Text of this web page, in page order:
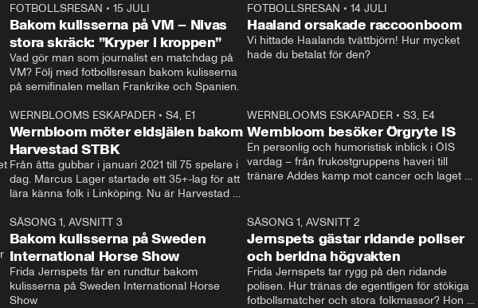
FOTBOLLSRESAN • 15 JULI
Bakom kulisserna på VM – Nivas
stora skräck: ”Kryper i kroppen”
Vad gör man som journalist en matchdag på
VM? Följ med fotbollsresan bakom kulisserna
på semifinalen mellan Frankrike och Spanien.
FOTBOLLSRESAN •14 JULI
Haaland orsakade raccoonboom
Vi hittade Haalands tvättbjörn! Hur mycket
hade du betalat för den?
32:14
WERNBLOOMS ESKAPADER• S4, E1
Wernbloom möter eldsjälen bakom
Harvestad STBK
Från åtta gubbar i januari 2021 till 75 spelare i
dag. Marcus Lager startade ett 35+-lag för att
lära känna folk i Linköping. Nu är Harvestad
rakt in i värmen.
Plus
WERNBLOOMS ESKAPADER •S3, E4
Wernbloom besöker Örgryte IS
En personlig och humoristisk inblick i ÖIS
vardag – från frukostgruppens haveri till
tränare Addes kamp mot cancer och laget
14:14
SÄSONG 1, AVSNITT 3
Bakom kulisserna på Sweden
International Horse Show
Frida Jernspets får en rundtur bakom
kulisserna på Sweden International Horse
Show
SÄSONG 1, AVSNITT 2
Jernspets gästar ridande poliser
och beridna högvakten
Frida Jernspets tar rygg på den ridande
polisen. Hur tränas de egentligen för stökiga
fotbollsmatcher och stora folkmassor? Hon